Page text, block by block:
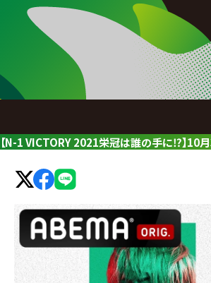
レ
ス
リ
グ・
ア
【N-1 VICTORY 2021栄冠は誰の手に⁉】10